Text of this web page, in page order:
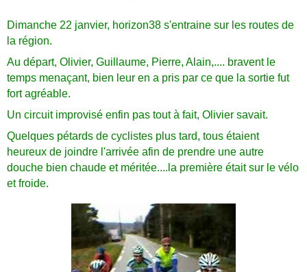
Dimanche 22 janvier, horizon38 s'entraine sur les routes de
la région.
Au départ, Olivier, Guillaume, Pierre, Alain,.... bravent le
temps menaçant, bien leur en a pris par ce que la sortie fut
fort agréable.
Un circuit improvisé enfin pas tout à fait, Olivier savait.
Quelques pétards de cyclistes plus tard, tous étaient
heureux de joindre l'arrivée afin de prendre une autre
douche bien chaude et méritée....la première était sur le vélo
et froide.